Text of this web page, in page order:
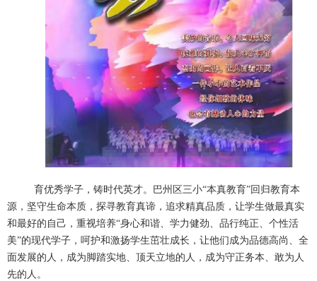
育优秀学子，铸时代英才。巴州区三小“本真教育”回归教育本
源，坚守生命本质，探寻教育真谛，追求精真品质，让学生做最真实
和最好的自己，重视培养“身心和谐、学力健劲、品行纯正、个性活
美”的现代学子，呵护和激扬学生茁壮成长，让他们成为品德高尚、全
面发展的人，成为脚踏实地、顶天立地的人，成为守正务本、敢为人
先的人。